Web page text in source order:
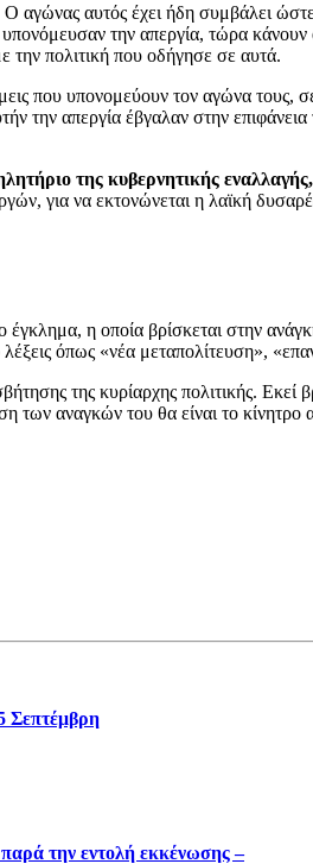
αγώνας αυτός έχει ήδη συμβάλει
την απεργία, τώρα κάνουν
την πολιτική που οδήγησε σε αυτά.
που υπονομεύουν τον αγώνα
απεργία έβγαλαν στην επιφάνεια
της κυβερνητικής εναλλαγής,
για να εκτονώνεται η λαϊκή
η οποία βρίσκεται στην
όπως «νέα μεταπολίτευση»,
της κυρίαρχης πολιτικής. Εκεί
αναγκών του θα είναι το κίνητρο
Σεπτέμβρη
την εντολή εκκένωσης –